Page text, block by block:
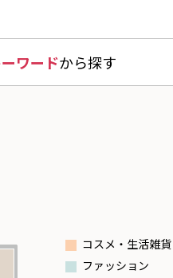
ワードから探す
コスメ・生活雑貨
ファッション